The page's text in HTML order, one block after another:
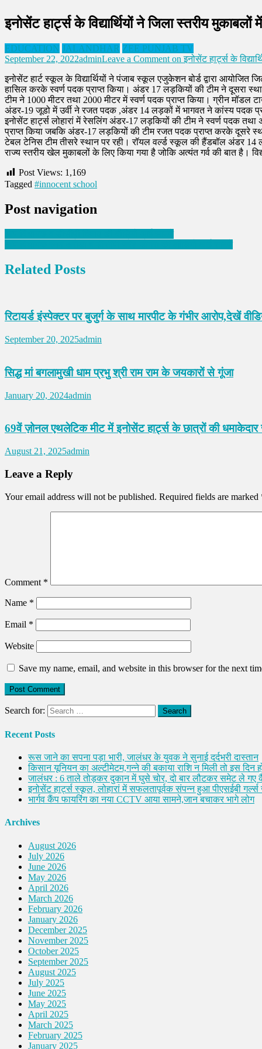
इनोसेंट हार्ट्स के विद्यार्थियों ने जिला स्तरीय मुकाबलों
EDUCATION JALANDHAR ZEE PUNJAB TV
September 22, 2022adminLeave a Comment on इनोसेंट हार्ट्स के
इनोसेंट हार्ट स्कूल के विद्यार्थियों ने पंजाब स्कूल एजुकेशन बोर्ड द्वारा
हासिल करके स्वर्ण पदक प्राप्त किया। अंडर 17 लड़कियों की टीम ने दूसरा
टीम ने 1000 मीटर तथा 2000 मीटर में स्वर्ण पदक प्राप्त किया। ग्रीन
अंडर-19 जूडो में उर्वी ने रजत पदक ,अंडर 14 लड़कों में भागवत ने कांस्य पदक
इनोसेंट हार्ट्स लोहारां में रेसलिंग अंडर-17 लड़कियों की टीम ने स्वर्ण पदक
प्राप्त किया जबकि अंडर-17 लड़कियों की टीम रजत पदक प्राप्त करके दूसरे
टेबल टेनिस टीम तीसरे स्थान पर रही। रॉयल वर्ल्ड स्कूल की हैंडबॉल अंडर 14
राज्य स्तरीय खेल मुकाबलों के लिए किया गया है जोकि अत्यंत गर्व की बात है।
Post Views: 1,169
Tagged #innocent school
Post navigation
Related Posts
रिटायर्ड इंस्पेक्टर पर बुजुर्ग के साथ मारपीट के गंभीर आरोप,देखें
September 20, 2025admin
सिद्ध मां बगलामुखी धाम प्रभु श्री राम राम के जयकारों से गूंजा
January 20, 2024admin
69वें ज़ोनल एथलेटिक मीट में इनोसेंट हार्ट्स के छात्रों की धमाकेदार
August 21, 2025admin
Leave a Reply
Your email address will not be published. Required fields are marked
Comment *
Name *
Email *
Website
Save my name, email, and website in this browser for the next
Search for:
Recent Posts
रूस जाने का सपना पड़ा भारी, जालंधर के युवक ने सुनाई दर्दभरी दास्तान
किसान यूनियन का अल्टीमेटम,गन्ने की बकाया राशि न मिली तो इस दिन
जालंधर : 6 ताले तोड़कर दुकान में घुसे चोर, दो बार लौटकर समेट ले
इनोसेंट हार्ट्स स्कूल, लोहारां में सफलतापूर्वक संपन्न हुआ पीएसईबी गर्ल्स
भार्गव कैंप फायरिंग का नया CCTV आया सामने,जान बचाकर भागे लोग
Archives
August 2026
July 2026
June 2026
May 2026
April 2026
March 2026
February 2026
January 2026
December 2025
November 2025
October 2025
September 2025
August 2025
July 2025
June 2025
May 2025
April 2025
March 2025
February 2025
January 2025